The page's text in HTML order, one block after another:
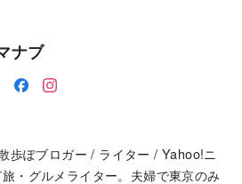
ナブ
歩ぽブロガー / ライター / Yahoo!ニ
・グルメライター。夫婦で東京のみ